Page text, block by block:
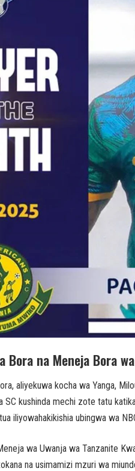
Bora na Meneja Bora
aliyekuwa kocha wa Yanga,
SC kushinda mechi zote tatu
iliyowahakikishia ubingwa wa
wa Uwanja wa Tanzanite
na usimamizi mzuri wa